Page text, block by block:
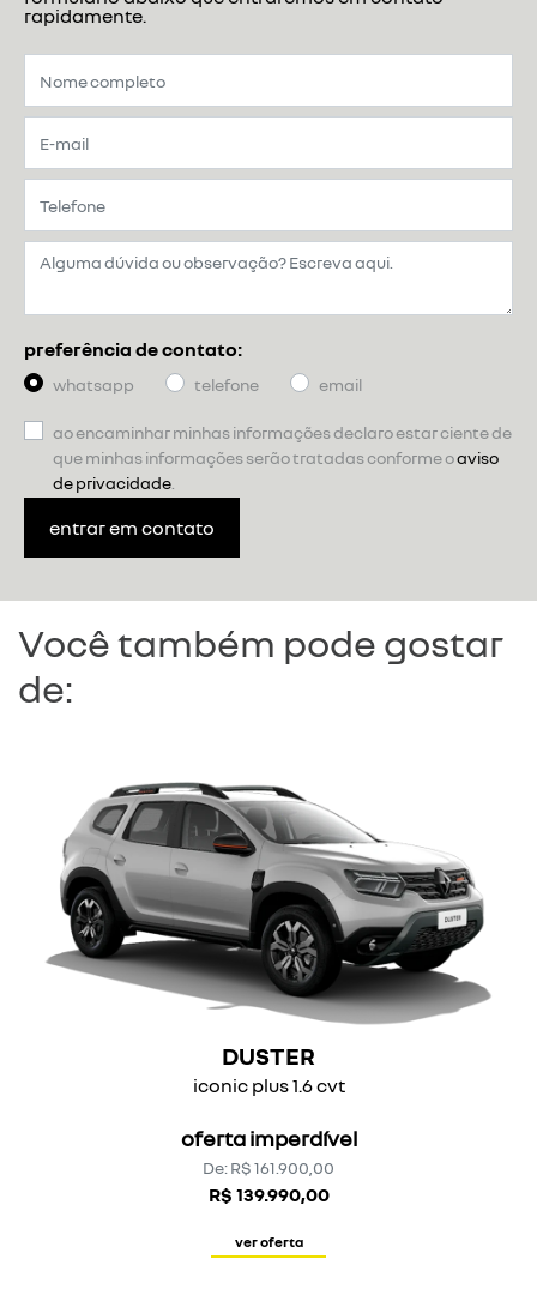
rapidamente.
preferência de contato:
whatsapp telefone email
ao encaminhar minhas informações declaro estar ciente de
que minhas informações serão tratadas conforme oaviso
de privacidade
entrar em contato
Você também pode gostar
de:
DUSTER
iconic plus 1.6 cvt
oferta imperdível
De: R$ 161.900,00
R$ 139.990,00
ver oferta